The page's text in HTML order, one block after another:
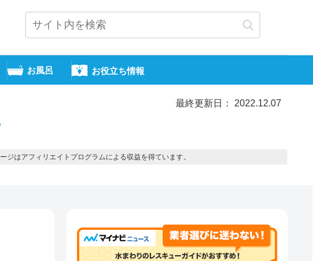
お風呂 お役立ち情報
最終更新日： 2022.12.07
ジはアフィリエイトプログラムによる収益を得ています。